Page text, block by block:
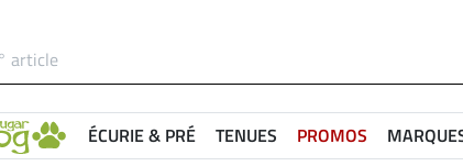
ÉCURIE & PRÉ TENUES PROMOS